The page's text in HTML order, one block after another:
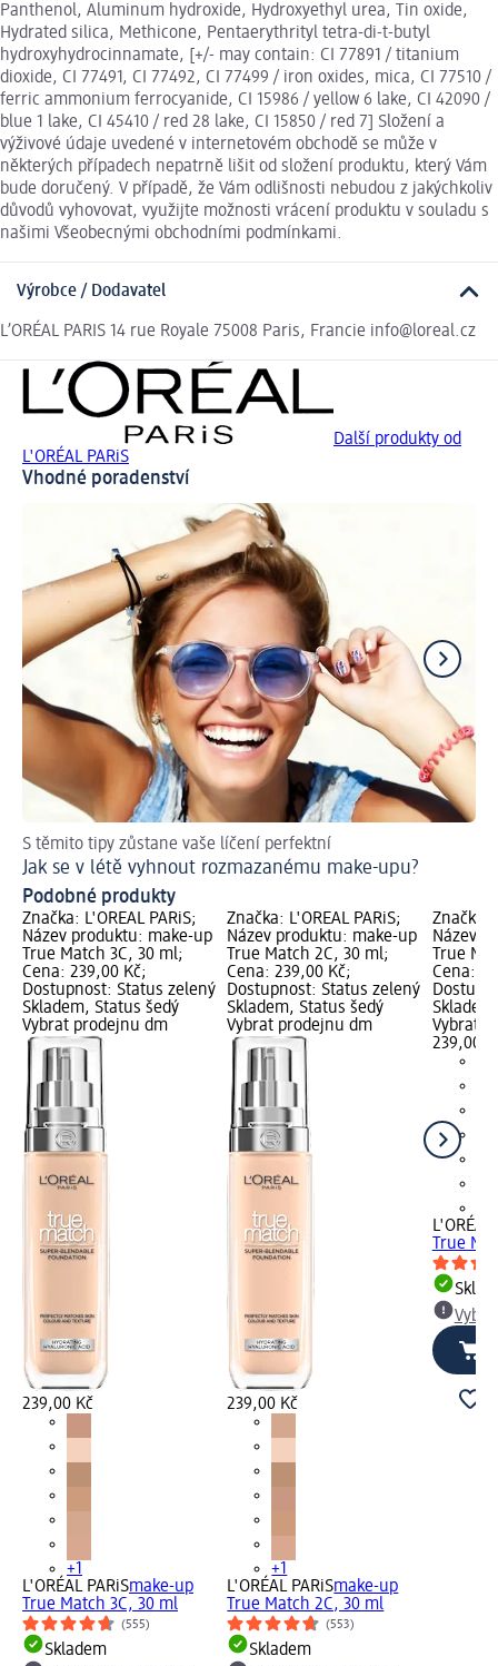
Panthenol, Aluminum hydroxide, Hydroxyethyl urea, Tin oxide,
Hydrated silica, Methicone, Pentaerythrityl tetra-di-t-butyl
hydroxyhydrocinnamate, [+/- may contain: CI 77891 / titanium
dioxide, CI 77491, CI 77492, CI 77499 / iron oxides, mica, CI 77510 /
ferric ammonium ferrocyanide, CI 15986 / yellow 6 lake, CI 42090 /
blue 1 lake, CI 45410 / red 28 lake, CI 15850 / red 7] Složení a
výživové údaje uvedené v internetovém obchodě se může v
některých případech nepatrně lišit od složení produktu, který Vám
bude doručený. V případě, že Vám odlišnosti nebudou z jakýchkoliv
důvodů vyhovovat, využijte možnosti vrácení produktu v souladu s
našimi Všeobecnými obchodními podmínkami.
Výrobce / Dodavatel
L’ORÉAL PARIS 14 rue Royale 75008 Paris, Francie info@loreal.cz
Další produkty od
L'ORÉAL PARiS
Vhodné poradenství
S těmito tipy zůstane vaše líčení perfektní
Jak se v létě vyhnout rozmazanému make-upu?
Podobné produkty
Značka: L'ORÉAL PARiS;
Název produktu: make-up
True Match 3C, 30 ml;
Cena: 239,00 Kč;
Dostupnost: Status zelený
Skladem, Status šedý
Vybrat prodejnu dm
239,00 Kč
+1
L'ORÉAL PARiSmake-up
True Match 3C, 30 ml
(555)
Skladem
Značka: L'ORÉAL PARiS;
Název produktu: make-up
True Match 2C, 30 ml;
Cena: 239,00 Kč;
Dostupnost: Status zelený
Skladem, Status šedý
Vybrat prodejnu dm
239,00 Kč
+1
L'ORÉAL PARiSmake-up
True Match 2C, 30 ml
(553)
Skladem
Značka:
Název
True
Cena:
Vybrat
239,00
L'ORÉAL
True